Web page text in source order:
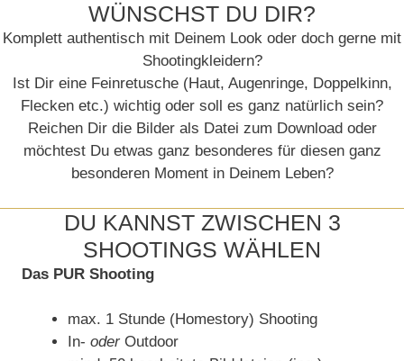
WÜNSCHST DU DIR?
Komplett authentisch mit Deinem Look oder doch gerne mit
Shootingkleidern?
Ist Dir eine Feinretusche (Haut, Augenringe, Doppelkinn,
Flecken etc.) wichtig oder soll es ganz natürlich sein?
Reichen Dir die Bilder als Datei zum Download oder
möchtest Du etwas ganz besonderes für diesen ganz
besonderen Moment in Deinem Leben?
DU KANNST ZWISCHEN 3
SHOOTINGS WÄHLEN
Das PUR Shooting
max. 1 Stunde (Homestory) Shooting
In- oderOutdoor